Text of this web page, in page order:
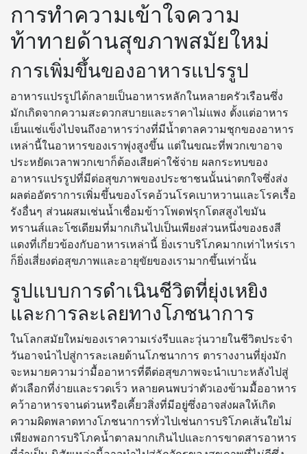
การทำความเข้าใจความ
ท้าทายด้านสุขภาพสมัยใหม่
การเพิ่มขึ้นของอาหารแปรรูป
อาหารแปรรูปได้กลายเป็นอาหารหลักในหลายครัวเรือนซึ่ง
มักเกิดจากความสะดวกสบายและราคาไม่แพง ตั้งแต่อาหาร
เย็นแช่แข็งไปจนถึงอาหารว่างที่มีน้ำตาลความชุกของอาหาร
เหล่านี้ในอาหารของเราพุ่งสูงขึ้น แต่ในขณะที่พวกเขาอาจ
ประหยัดเวลาพวกเขาก็ต้องเสียค่าใช้จ่าย ผลกระทบของ
อาหารแปรรูปที่มีต่อสุขภาพของประชาชนนั้นน่าตกใจซึ่งส่ง
ผลต่ออัตราการเพิ่มขึ้นของโรคอ้วนโรคเบาหวานและโรคเรื้อ
รังอื่นๆ ส่วนผสมเช่นน้ำเชื่อมข้าวโพดฟรุกโตสสูงไขมัน
ทรานส์และโซเดียมที่มากเกินไปเป็นเพียงส่วนหนึ่งของธงสี
แดงที่เกี่ยวข้องกับอาหารเหล่านี้ ยิ่งเราบริโภคมากเท่าไหร่เรา
ก็ยิ่งเสี่ยงต่อสุขภาพและอายุขัยของเรามากขึ้นเท่านั้น
รูปแบบการดำเนินชีวิตที่ยุ่งเหยิง
และการละเลยทางโภชนาการ
ในโลกสมัยใหม่ของเราความเร่งรีบและวุ่นวายในชีวิตประจำ
วันอาจนำไปสู่การละเลยด้านโภชนาการ ตารางงานที่ยุ่งมัก
จะหมายความว่ามื้ออาหารที่ดีต่อสุขภาพจะนำเบาะหลังไปสู่
ตัวเลือกที่ง่ายและรวดเร็ว หลายคนพบว่าตัวเองข้ามมื้ออาหาร
คว้าอาหารจานด่วนหรือเคี้ยวสิ่งที่มีอยู่ซึ่งอาจส่งผลให้เกิด
ความผิดพลาดทางโภชนาการทั่วไปเช่นการบริโภคเส้นใยไม่
เพียงพอการบริโภคน้ำตาลมากเกินไปและการขาดสารอาหาร